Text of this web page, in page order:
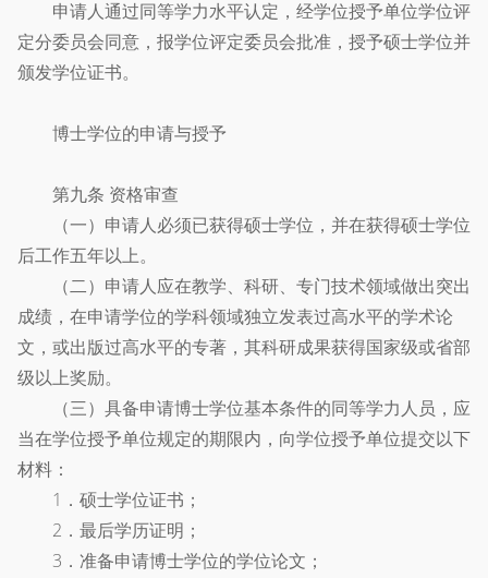
申请人通过同等学力水平认定，经学位授予单位学位评
定分委员会同意，报学位评定委员会批准，授予硕士学位并
颁发学位证书。
博士学位的申请与授予
第九条 资格审查
（一）申请人必须已获得硕士学位，并在获得硕士学位
后工作五年以上。
（二）申请人应在教学、科研、专门技术领域做出突出
成绩，在申请学位的学科领域独立发表过高水平的学术论
文，或出版过高水平的专著，其科研成果获得国家级或省部
级以上奖励。
（三）具备申请博士学位基本条件的同等学力人员，应
当在学位授予单位规定的期限内，向学位授予单位提交以下
材料：
1．硕士学位证书；
2．最后学历证明；
3．准备申请博士学位的学位论文；